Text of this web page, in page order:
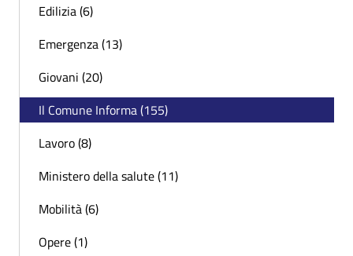
Edilizia (6)
Emergenza (13)
Giovani (20)
Il Comune Informa (155)
Lavoro (8)
Ministero della salute (11)
Mobilità (6)
Opere (1)